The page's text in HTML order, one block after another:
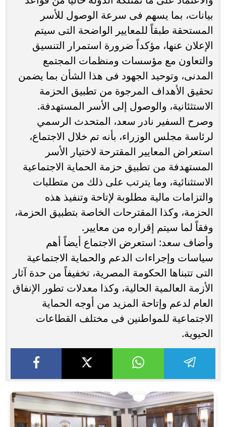
بيانات، بما يسهم فى سرعة الوصول للأسر
المستحقة طبقاً للمعايير الواضحة التى سيتم
الإعلان عنها، مؤكداً ضرورة استمرار التنسيق
والتعاون مع مؤسسات ومنظمات المجتمع
المدنى، وتوحيد الجهود فى هذا الشأن بما يضمن
تحقيق الأهداف المرجوة من تطبيق الحزمة
الاستثئانية، والوصول إلى الأسر المستهدفة.
وصرح السفير نادر سعد، المتحدث الرسمي
لرئاسة مجلس الوزراء، بأنه تم خلال الاجتماع،
استعراض المعايير المقترحة لاختيار الأسر
المستهدفة من تطبيق حزمة الحماية الاجتماعية
الاستثنائية، وما يترتب على ذلك من متطلبات
والتزامات مالية مطلوبة لإتاحة وتنفيذ هذه
الحزمة، وكذا المقترحات الخاصة بتطبيق الحزمة،
وفقاً لما سيتم إقراره من معايير.
وأضاف سعد: استعرض الاجتماع أيضاً أهم
سياسات وإجراءات الدعم والحماية الاجتماعية
التى تتبناها الحكومة المصرية، تخفيفاً من حدة آثار
الأزمة العالمية الحالية، وكذا معدلات تطور الإنفاق
العام لدعم وإتاحة المزيد من أوجه الحماية
الاجتماعية للمواطنين فى مختلف القطاعات
الحيوية.